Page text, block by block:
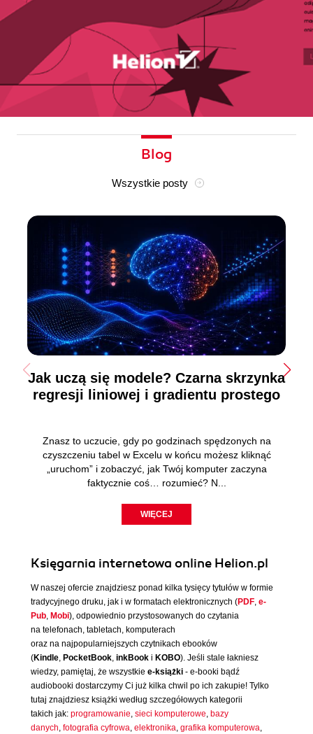
Blog
Wszystkie posty
Jak uczą się modele? Czarna skrzynka
regresji liniowej i gradientu prostego
Znasz to uczucie, gdy po godzinach spędzonych na
czyszczeniu tabel w Excelu w końcu możesz kliknąć
„uruchom” i zobaczyć, jak Twój komputer zaczyna
faktycznie coś… rozumieć? N...
WIĘCEJ
Księgarnia internetowa online Helion.pl
W naszej ofercie znajdziesz ponad kilka tysięcy tytułów w formie
tradycyjnego druku, jak i w formatach elektronicznych (PDF, e-
Pub, Mobi), odpowiednio przystosowanych do czytania
na telefonach, tabletach, komputerach
oraz na najpopularniejszych czytnikach ebooków
(Kindle, PocketBook, inkBook i KOBO). Jeśli stale łakniesz
wiedzy, pamiętaj, że wszystkie e-książki - e-booki bądź
audiobooki dostarczymy Ci już kilka chwil po ich zakupie! Tylko
tutaj znajdziesz książki według szczegółowych kategorii
takich jak: programowanie, sieci komputerowe, bazy
danych, fotografia cyfrowa, elektronika, grafika komputerowa,